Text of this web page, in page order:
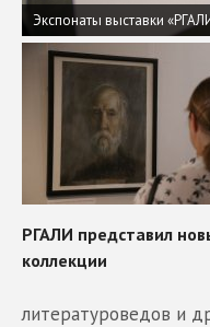
Экспонаты выставки
литературоведов и